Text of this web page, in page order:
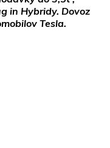
in Hybridy. Dovoz
Tesla.